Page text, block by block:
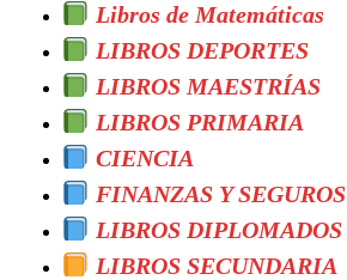
Libros de Matemáticas
LIBROS DEPORTES
LIBROS MAESTRÍAS
LIBROS PRIMARIA
CIENCIA
FINANZAS Y SEGUROS
LIBROS DIPLOMADOS
LIBROS SECUNDARIA